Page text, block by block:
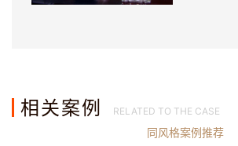
相关案例 RELATED TO THE CASE
同风格案例推荐